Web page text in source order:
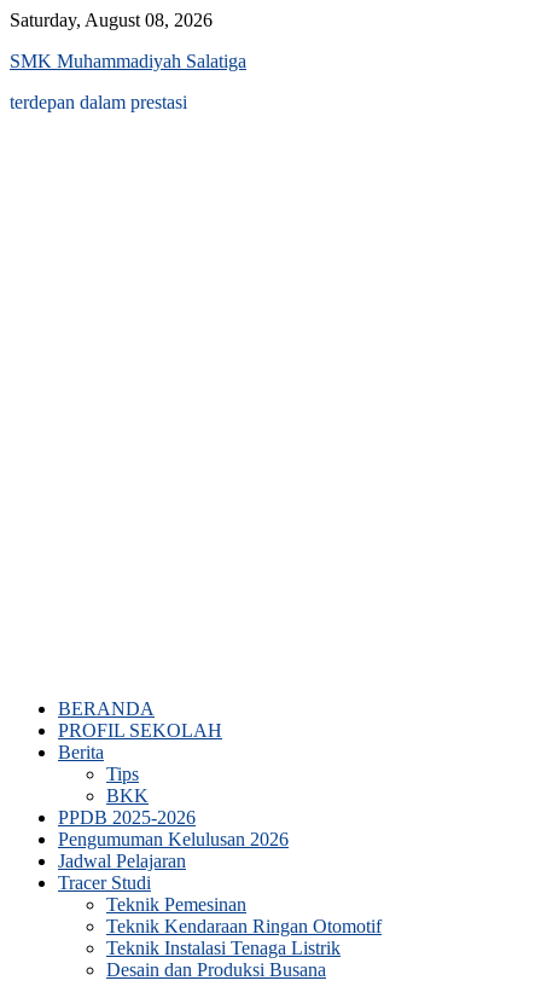
Skip
content
Saturday, August 08, 2026
SMK Muhammadiyah Salatiga
terdepan dalam prestasi
BERANDA
PROFIL SEKOLAH
Berita
Tips
BKK
PPDB 2025-2026
Pengumuman Kelulusan 2026
Jadwal Pelajaran
Tracer Studi
Teknik Pemesinan
Teknik Kendaraan Ringan Otomotif
Teknik Instalasi Tenaga Listrik
Desain dan Produksi Busana